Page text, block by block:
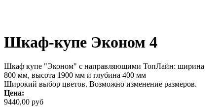
Шкаф-купе Эконом 4
Шкаф купе "Эконом" с направляющими ТопЛайн: ширина
800 мм, высота 1900 мм и глубина 400 мм
Широкий выбор цветов. Возможно изменение размеров.
Цена:
9440,00 руб